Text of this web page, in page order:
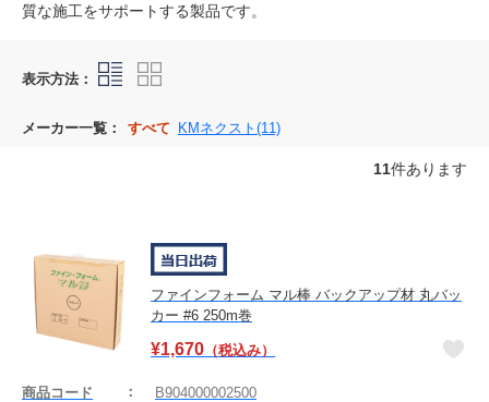
質な施工をサポートする製品です。
表示方法：
メーカー一覧： すべて KMネクスト(11)
11件あります
ファインフォーム マル棒 バックアップ材 丸バッ
カー #6 250m巻
¥1,670 （税込み）
商品コード
B904000002500